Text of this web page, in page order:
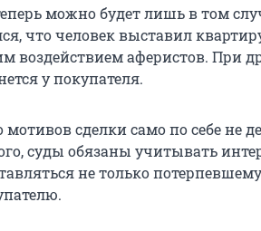
можно будет лишь в том
что человек выставил
воздействием аферистов. При
у покупателя.
сделки само по себе не
суды обязаны учитывать
не только потерпевшему